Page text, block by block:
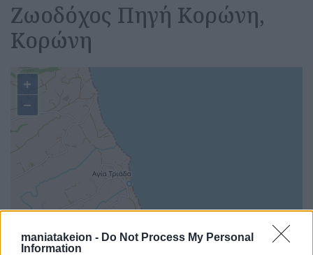
maniatakeion - Do Not Process My Personal
Information
Ζωοδόχος Πηγή Κορώνη,
Κορώνη
+
−